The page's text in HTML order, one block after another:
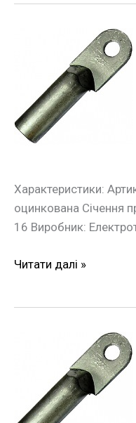
Характеристики:
оцинкована Січення
16 Виробник:
накінечник
e.end.stand.z.16
16
кв.мм
Читати далі »
накінечник
e.end.stand.z.25
25